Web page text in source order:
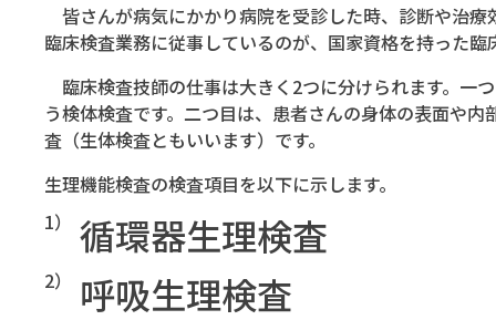
皆さんが病気にかかり病院を受診した時、診断や治
臨床検査業務に従事しているのが、国家資格を持った臨
臨床検査技師の仕事は大きく2つに分けられます。一
う検体検査です。二つ目は、患者さんの身体の表面や
査（生体検査ともいいます）です。
生理機能検査の検査項目を以下に示します。
1）
循環器生理検査
2） 呼吸生理検査